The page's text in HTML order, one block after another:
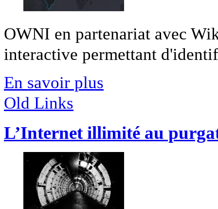
OWNI en partenariat avec
interactive permettant
En savoir plus
Old Links
L’Internet illimité au